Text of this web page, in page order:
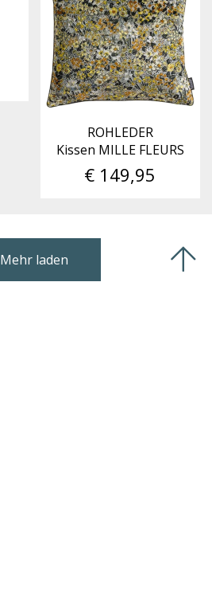
ROHLEDER
Kissen MILLE FLEURS
€ 149,95
Mehr laden